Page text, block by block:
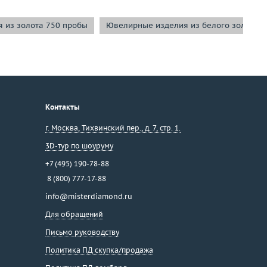
золота 750 пробы Ювелирные изделия из белого золота
Контакты
г. Москва, Тихвинский пер., д. 7, стр. 1.
3D-тур по шоуруму
+7 (495) 190-78-88
8 (800) 777-17-88
info@misterdiamond.ru
Для обращений
Письмо руководству
Политика ПД скупка/продажа